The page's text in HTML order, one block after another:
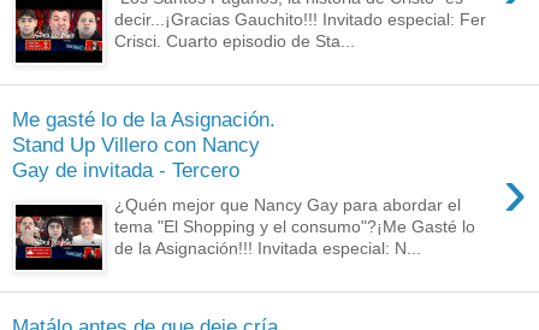
decir...¡Gracias Gauchito!!! Invitado especial: Fer
Crisci. Cuarto episodio de Sta...
Me gasté lo de la Asignación.
Stand Up Villero con Nancy
Gay de invitada - Tercero
›
¿Quén mejor que Nancy Gay para abordar el
tema "El Shopping y el consumo"?¡Me Gasté lo
de la Asignación!!! Invitada especial: N...